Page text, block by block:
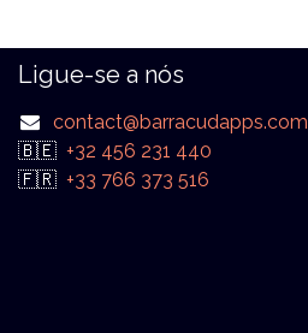
Ligue-se a nós
contact@barracudapps.com
🇧🇪 +32 456 231 440
🇫🇷 +33 766 373 516